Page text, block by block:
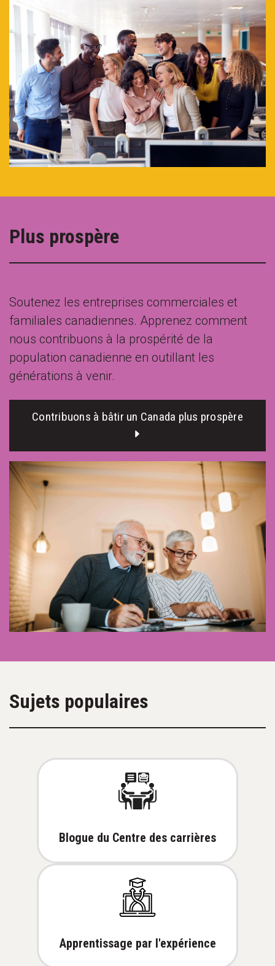
Plus prospère
Soutenez les entreprises commerciales et
familiales canadiennes. Apprenez comment
nous contribuons à la prospérité de la
population canadienne en outillant les
générations à venir.
Contribuons à bâtir un Canada plus prospère
Sujets populaires
Blogue du Centre des carrières
Apprentissage par l'expérience